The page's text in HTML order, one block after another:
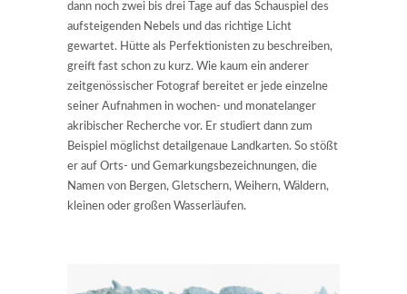
dann noch zwei bis drei Tage auf das Schauspiel des
aufsteigenden Nebels und das richtige Licht
gewartet. Hütte als Perfektionisten zu beschreiben,
greift fast schon zu kurz. Wie kaum ein anderer
zeitgenössischer Fotograf bereitet er jede einzelne
seiner Aufnahmen in wochen- und monatelanger
akribischer Recherche vor. Er studiert dann zum
Beispiel möglichst detailgenaue Landkarten. So stößt
er auf Orts- und Gemarkungsbezeichnungen, die
Namen von Bergen, Gletschern, Weihern, Wäldern,
kleinen oder großen Wasserläufen.